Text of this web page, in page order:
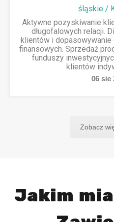
śląskie /
Aktywne pozyskiwanie
długofalowych relacji.
klientów i
finansowych. Sprzedaż
funduszy
klientów
06 sie
Zobacz
Jakim